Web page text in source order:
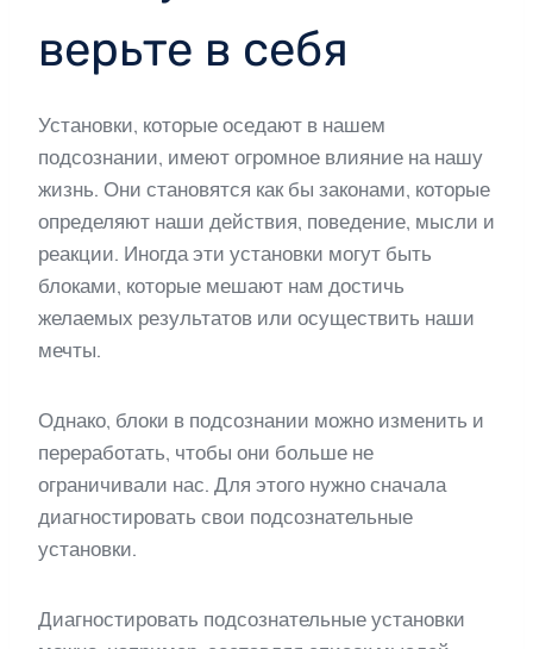
верьте в себя
Установки, которые оседают в нашем
подсознании, имеют огромное влияние на нашу
жизнь. Они становятся как бы законами, которые
определяют наши действия, поведение, мысли и
реакции. Иногда эти установки могут быть
блоками, которые мешают нам достичь
желаемых результатов или осуществить наши
мечты.
Однако, блоки в подсознании можно изменить и
переработать, чтобы они больше не
ограничивали нас. Для этого нужно сначала
диагностировать свои подсознательные
установки.
Диагностировать подсознательные установки